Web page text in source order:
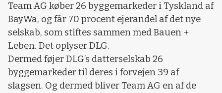
Team AG køber 26 byggemarkeder i Tyskland af
BayWa, og får 70 procent ejerandel af det nye
selskab, som stiftes sammen med Bauen +
Leben. Det oplyser DLG.
Dermed føjer DLG’s datterselskab 26
byggemarkeder til deres i forvejen 39 af
slagsen. Og dermed bliver Team AG en af de